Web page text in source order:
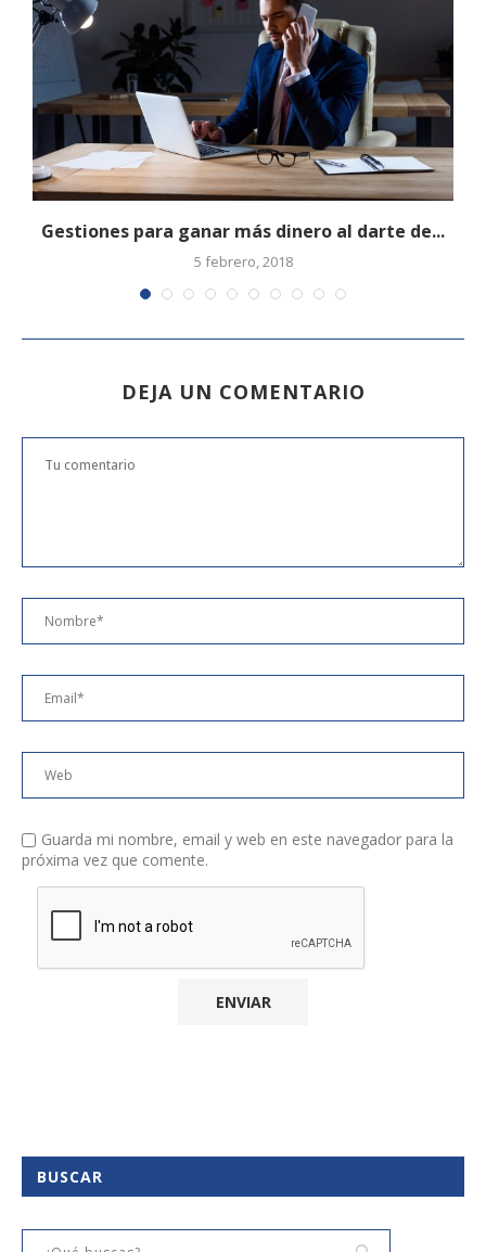
Gestiones para ganar más dinero al darte de...
5 febrero, 2018
DEJA UN COMENTARIO
Guarda mi nombre, email y web en este navegador para la
próxima vez que comente.
BUSCAR